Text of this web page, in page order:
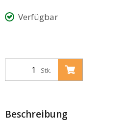
Verfügbar
Stk.
Beschreibung